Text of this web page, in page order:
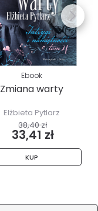
Ebook
Zmiana warty
Elżbieta Pytlarz
38,40 zł
33,41 zł
KUP